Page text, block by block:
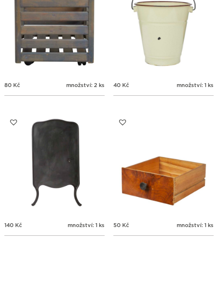
80 Kč množství: 2 ks 40 Kč množství: 1 ks
140 Kč množství: 1 ks 50 Kč množství: 1 ks